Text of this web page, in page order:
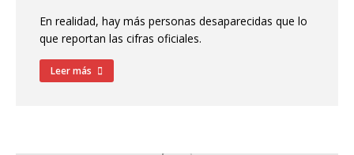
En realidad, hay más personas desaparecidas que lo
que reportan las cifras oficiales.
Leer más